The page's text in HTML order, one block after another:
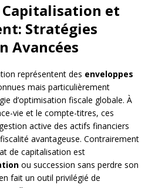
et
Stratégies
Avancées
représentent des enveloppes
mais particulièrement
d’optimisation fiscale globale. À
vie et le compte-titres, ces
active des actifs financiers
avantageuse. Contrairement
de capitalisation est
ou succession sans perdre son
fait un outil privilégié de